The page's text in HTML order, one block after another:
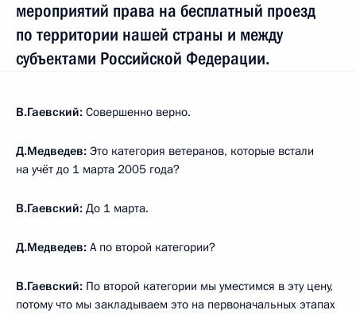
мероприятий права на бесплатный проезд
по территории нашей страны и между
субъектами Российской Федерации.
В.Гаевский: Совершенно верно.
Д.Медведев: Это категория ветеранов, которые встали
на учёт до 1 марта 2005 года?
В.Гаевский: До 1 марта.
Д.Медведев: А по второй категории?
В.Гаевский: По второй категории мы уместимся в эту цену,
потому что мы закладываем это на первоначальных этапах